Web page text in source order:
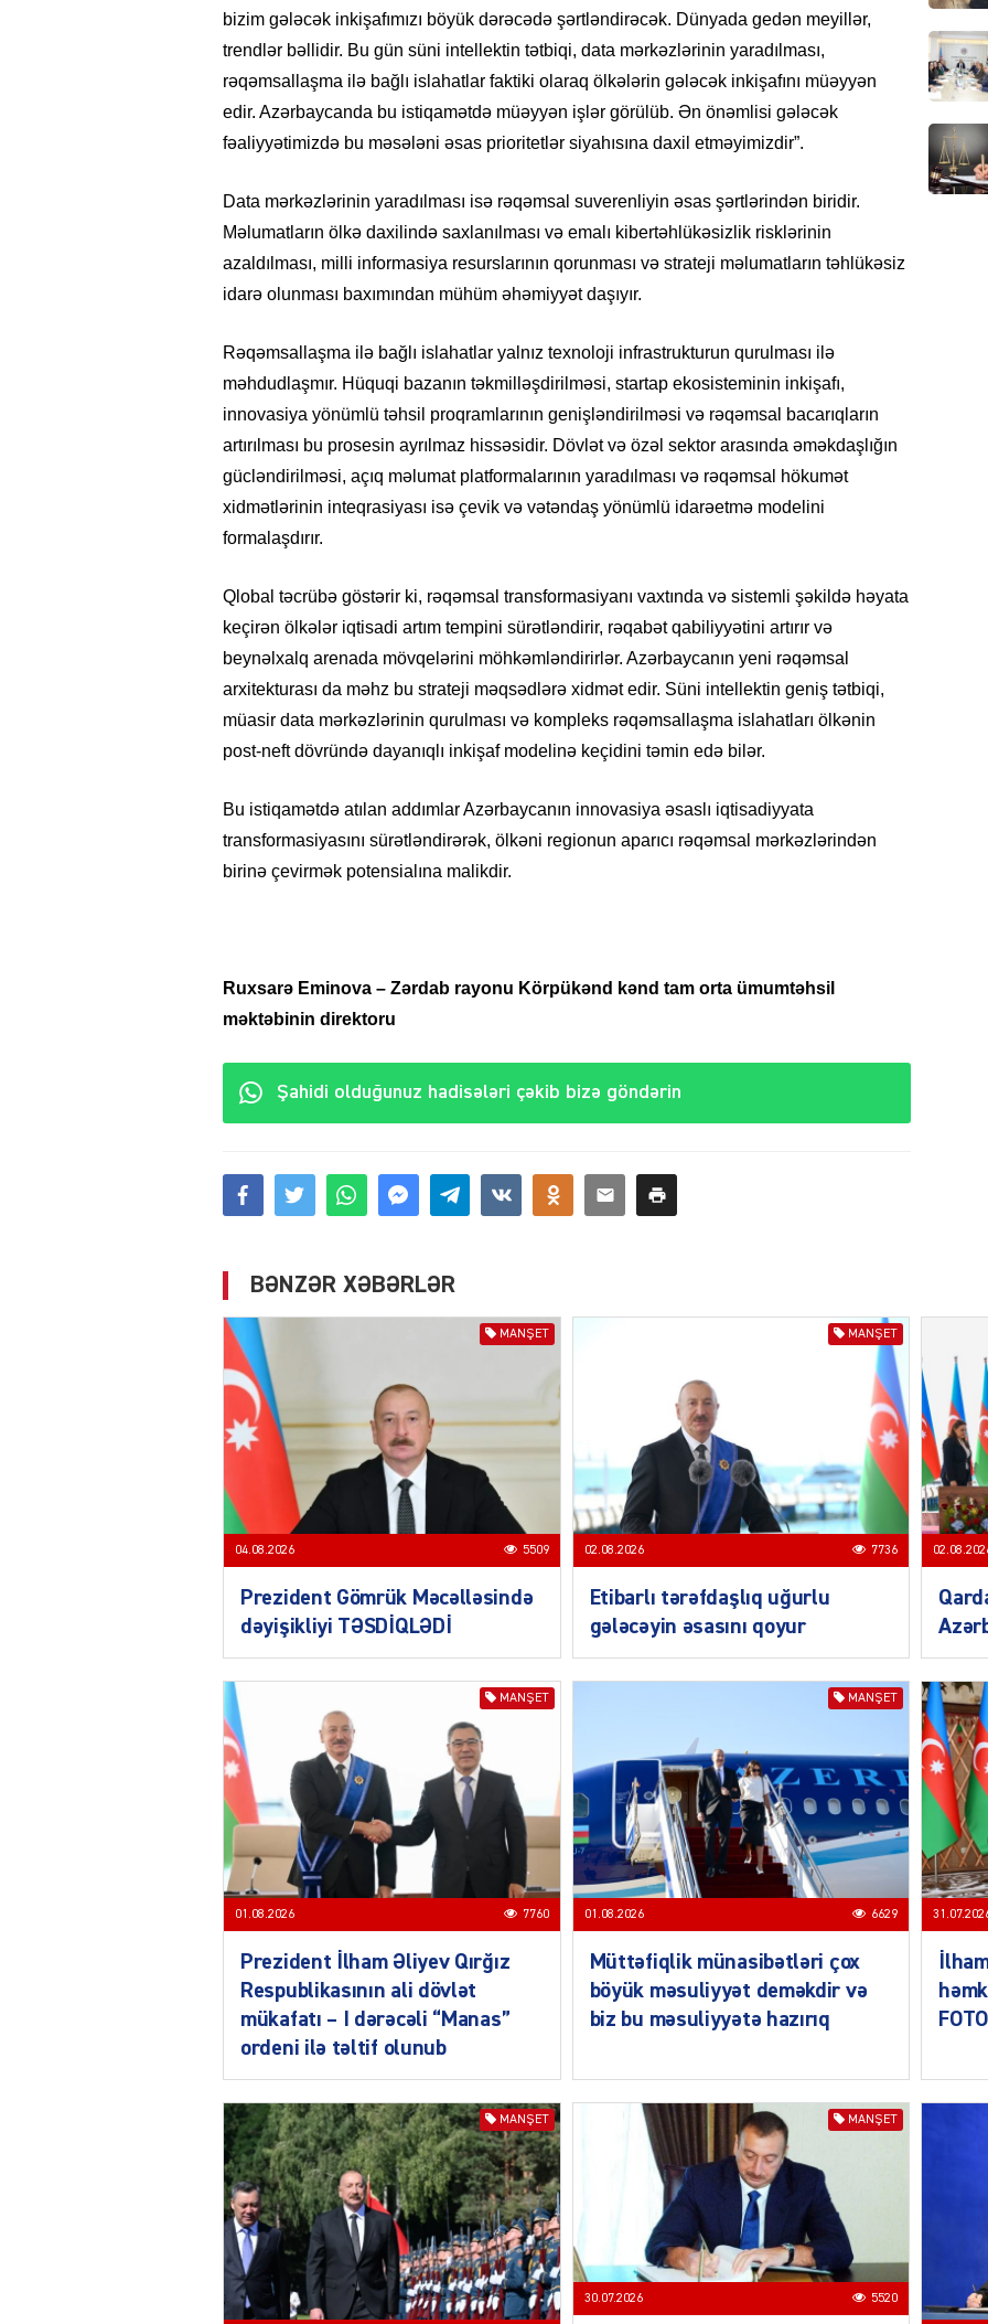
bizim gələcək inkişafımızı böyük dərəcədə şərtləndirəcək. Dünyada gedən meyillər,
trendlər bəllidir. Bu gün süni intellektin tətbiqi, data mərkəzlərinin yaradılması,
rəqəmsallaşma ilə bağlı islahatlar faktiki olaraq ölkələrin gələcək inkişafını müəyyən
edir. Azərbaycanda bu istiqamətdə müəyyən işlər görülüb. Ən önəmlisi gələcək
fəaliyyətimizdə bu məsələni əsas prioritetlər siyahısına daxil etməyimizdir”.
Data mərkəzlərinin yaradılması isə rəqəmsal suverenliyin əsas şərtlərindən biridir.
Məlumatların ölkə daxilində saxlanılması və emalı kibertəhlükəsizlik risklərinin
azaldılması, milli informasiya resurslarının qorunması və strateji məlumatların təhlükəsiz
idarə olunması baxımından mühüm əhəmiyyət daşıyır.
Rəqəmsallaşma ilə bağlı islahatlar yalnız texnoloji infrastrukturun qurulması ilə
məhdudlaşmır. Hüquqi bazanın təkmilləşdirilməsi, startap ekosisteminin inkişafı,
innovasiya yönümlü təhsil proqramlarının genişləndirilməsi və rəqəmsal bacarıqların
artırılması bu prosesin ayrılmaz hissəsidir. Dövlət və özəl sektor arasında əməkdaşlığın
gücləndirilməsi, açıq məlumat platformalarının yaradılması və rəqəmsal hökumət
xidmətlərinin inteqrasiyası isə çevik və vətəndaş yönümlü idarəetmə modelini
formalaşdırır.
Qlobal təcrübə göstərir ki, rəqəmsal transformasiyanı vaxtında və sistemli şəkildə həyata
keçirən ölkələr iqtisadi artım tempini sürətləndirir, rəqabət qabiliyyətini artırır və
beynəlxalq arenada mövqelərini möhkəmləndirirlər. Azərbaycanın yeni rəqəmsal
arxitekturası da məhz bu strateji məqsədlərə xidmət edir. Süni intellektin geniş tətbiqi,
müasir data mərkəzlərinin qurulması və kompleks rəqəmsallaşma islahatları ölkənin
post-neft dövründə dayanıqlı inkişaf modelinə keçidini təmin edə bilər.
Bu istiqamətdə atılan addımlar Azərbaycanın innovasiya əsaslı iqtisadiyyata
transformasiyasını sürətləndirərək, ölkəni regionun aparıcı rəqəmsal mərkəzlərindən
birinə çevirmək potensialına malikdir.
Ruxsarə Eminova – Zərdab rayonu Körpükənd kənd tam orta ümumtəhsil
məktəbinin direktoru
Şahidi olduğunuz hadisələri çəkib bizə göndərin
DÜNYA
ŞOU-
MANŞET
BƏNZƏR XƏBƏRLƏR
MANŞET
04.08.2026 5509
Prezident Gömrük Məcəlləsində
dəyişikliyi TƏSDİQLƏDİ
MANŞET
02.08.2026 7736
Etibarlı tərəfdaşlıq uğurlu
gələcəyin əsasını qoyur
MANŞET
01.08.2026 7760
Prezident İlham Əliyev Qırğız
Respublikasının ali dövlət
mükafatı – I dərəcəli “Manas”
ordeni ilə təltif olunub
MANŞET
01.08.2026 6629
Müttəfiqlik münasibətləri çox
böyük məsuliyyət deməkdir və
biz bu məsuliyyətə hazırıq
MANŞET MANŞET
30.07.2026 5520